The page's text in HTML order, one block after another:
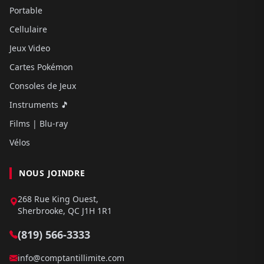
Portable
Cellulaire
Jeux Video
Cartes Pokémon
Consoles de Jeux
Instruments 🎵
Films | Blu-ray
Vélos
NOUS JOINDRE
268 Rue King Ouest,
Sherbrooke, QC J1H 1R1
(819) 566-3333
info@comptantillimite.com